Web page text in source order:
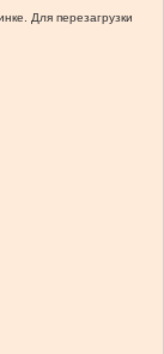
Для перезагрузки